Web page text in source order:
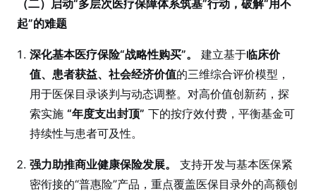
（二）启动“多层次医疗保障体系筑基”行动，破解“用不
起”的难题
深化基本医疗保险“战略性购买”。 建立基于临床价
值、患者获益、社会经济价值的三维综合评价模型，
用于医保目录谈判与动态调整。对高价值创新药，探
索实施 “年度支出封顶” 下的按疗效付费，平衡基金可
持续性与患者可及性。
强力助推商业健康保险发展。
支持开发与基本医保紧
密衔接的“普惠险”产品，重点覆盖医保目录外的高额创